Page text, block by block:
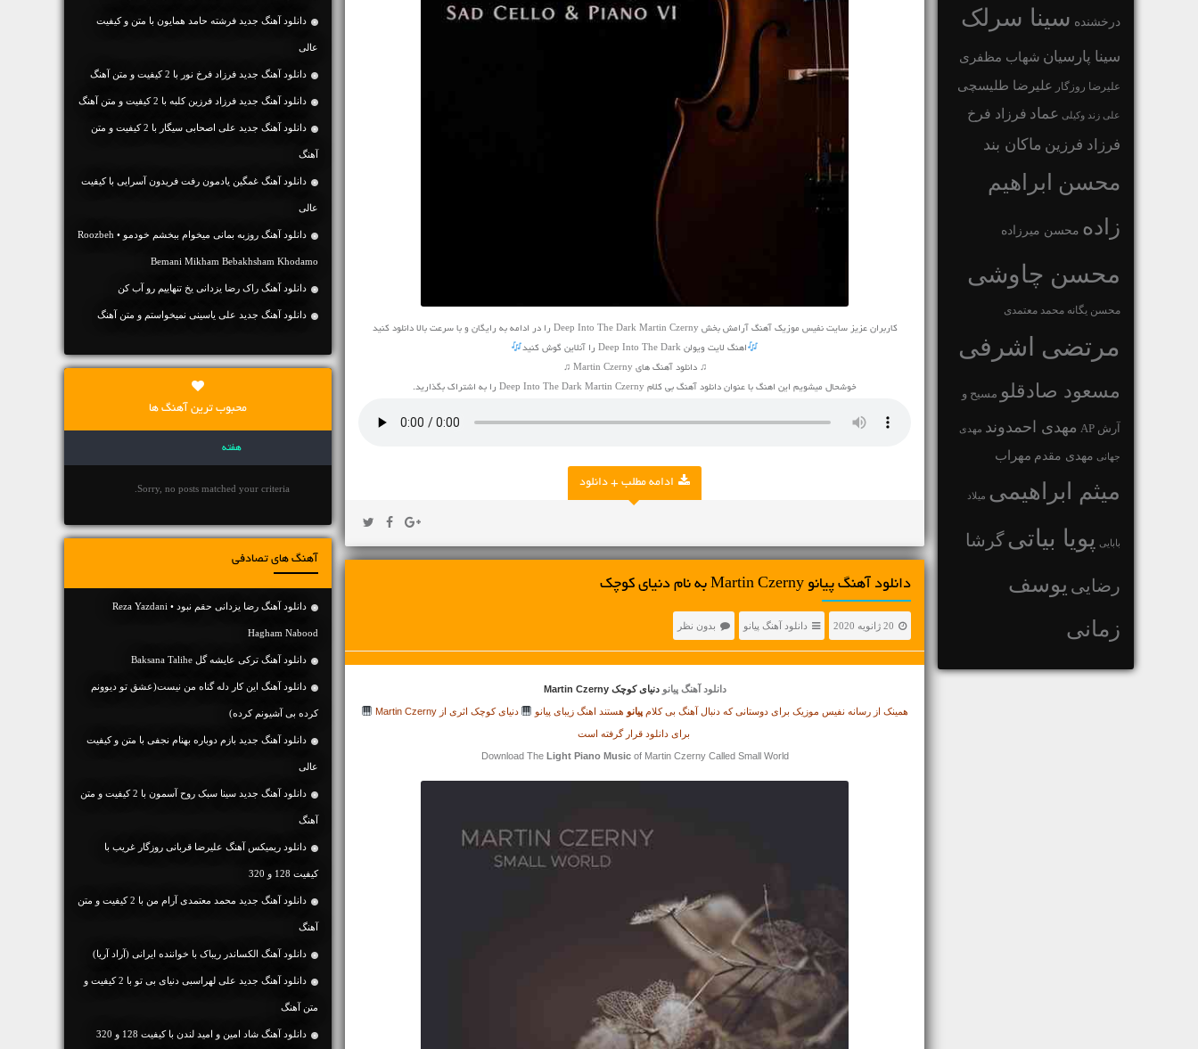
درخشنده سینا سرلک
سینا پارسیان شهاب مظفری
علیرضا روزگار علیرضا طلیسچی
علی زند وکیلی عماد فرزاد فرخ
فرزاد فرزین ماکان بند
محسن ابراهیم
زاده محسن میرزاده
محسن چاوشی
محسن یگانه محمد معتمدی
مرتضی اشرفی
مسعود صادقلو مسیح و
آرش AP مهدی احمدوند مهدی
جهانی مهدی مقدم مهراب
میثم ابراهیمی میلاد
بابایی پویا بیاتیگرشا
رضایی یوسف
زمانی
کاربران عزیز سایت نفیس موزیک آهنگ آرامش بخش Deep Into The Dark Martin Czerny را در ادامه به رایگان و با سرعت بالا دانلود کنید
اهنگ لایت ویولن Deep Into The Dark را آنلاین گوش کنید
♫ دانلود آهنگ های Martin Czerny ♫
خوشحال میشویم این اهنگ با عنوان دانلود آهنگ بی کلام Deep Into The Dark Martin Czerny را به اشتراک بگذارید.
ادامه مطلب + دانلود
دانلود آهنگ پیانو Martin Czerny به نام دنیای کوچک
20 ژانویه 2020 دانلود آهنگ پیانو بدون نظر
دانلود آهنگ پیانو دنیای کوچک Martin Czerny
همینک از رسانه نفیس موزیک برای دوستانی که دنبال آهنگ بی کلام پیانو هستند اهنگ زیبای پیانو دنیای کوچک اثری از Martin Czerny
برای دانلود قرار گرفته است
Download The Light Piano Musicof Martin Czerny Called Small World
دانلود آهنگ جديد فرشته حامد همایون با متن و کیفیت
عالی
دانلود آهنگ جديد فرزاد فرخ نور با 2 کیفیت و متن آهنگ
دانلود آهنگ جديد فرزاد فرزین کلبه با 2 کیفیت و متن آهنگ
دانلود آهنگ جديد علی اصحابی سیگار با 2 کیفیت و متن
آهنگ
دانلود آهنگ غمگین یادمون رفت فریدون آسرایی با کیفیت
عالی
دانلود آهنگ روزبه بمانی میخوام ببخشم خودمو • Roozbeh
Bemani Mikham Bebakhsham Khodamo
دانلود آهنگ راک رضا یزدانی یخ تنهاییم رو آب کن
دانلود آهنگ جديد علی یاسینی نمیخواستم و متن آهنگ
محبوب ترین آهنگ ها
هفته
Sorry, no posts matched your criteria.
آهنگ های تصادفی
دانلود آهنگ رضا یزدانی حقم نبود • Reza Yazdani
Hagham Nabood
دانلود آهنگ ترکی عایشه گل Baksana Talihe
دانلود آهنگ این کار دله گناه من نیست(عشق تو دیوونم
کرده بی آشیونم کرده)
دانلود آهنگ جديد بازم دوباره بهنام نجفی با متن و کیفیت
عالی
دانلود آهنگ جديد سینا سبک روح آسمون با 2 کیفیت و متن
آهنگ
دانلود ریمیکس آهنگ علیرضا قربانی روزگار غریب با
کیفیت 128 و 320
دانلود آهنگ جديد محمد معتمدی آرام من با 2 کیفیت و متن
آهنگ
دانلود آهنگ الکساندر ریباک با خواننده ایرانی (آراد آریا)
دانلود آهنگ جديد علی لهراسبی دنیای بی تو با 2 کیفیت و
متن آهنگ
دانلود آهنگ شاد امین و امید لندن با کیفیت 128 و 320